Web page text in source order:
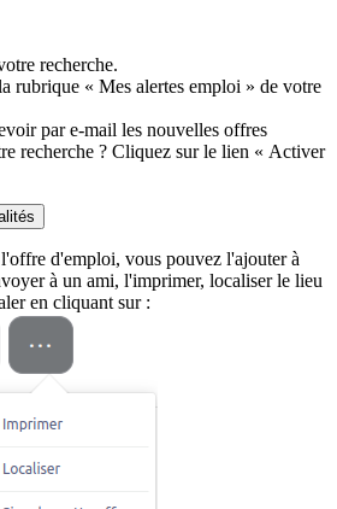
recherche.
rubrique « Mes alertes emploi » de votre
par e-mail les nouvelles offres
recherche ? Cliquez sur le lien « Activer
d'emploi, vous pouvez l'ajouter à
à un ami, l'imprimer, localiser le lieu
en cliquant sur :